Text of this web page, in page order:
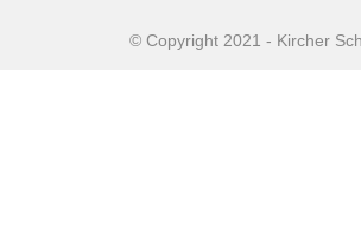
© Copyright 2021 - Kircher